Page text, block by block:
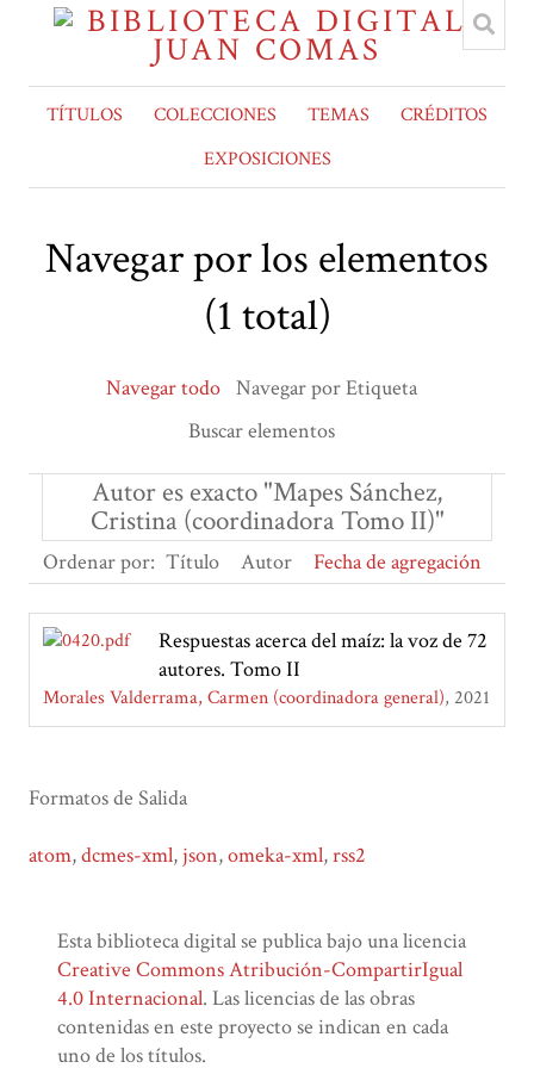
TÍTULOS COLECCIONES TEMAS
CRÉDITOS
EXPOSICIONES
Navegar por los elementos
(1 total)
Navegar todo Navegar por Etiqueta
Buscar elementos
Autor es exacto "Mapes Sánchez,
Cristina (coordinadora Tomo II)"
Ordenar por: Título Autor Fecha de agregación
Respuestas acerca del maíz: la voz de 72
autores. Tomo II
Morales Valderrama, Carmen (coordinadora general) 2021
Formatos de Salida
atom,dcmes-xml, json,omeka-xml,rss2
Esta biblioteca digital se publica bajo una licencia
Creative Commons Atribución-CompartirIgual
4.0 Internacional. Las licencias de las obras
contenidas en este proyecto se indican en cada
uno de los títulos.